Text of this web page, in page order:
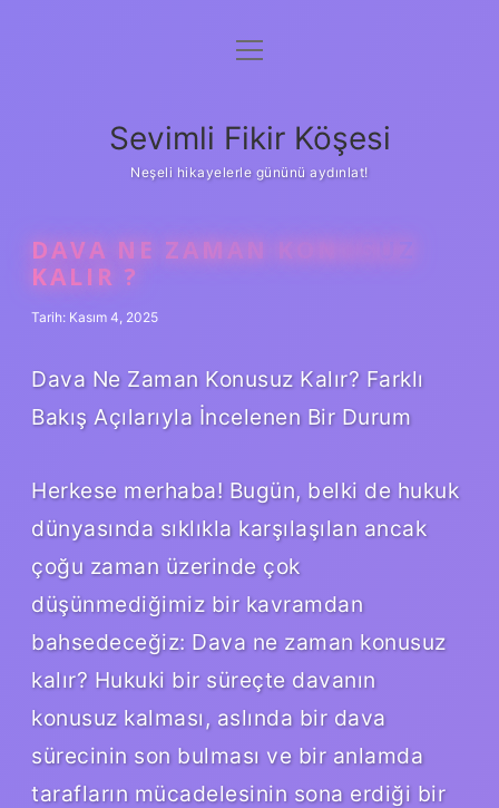
Anasayfa
Yasal Uyarı
menüyü
Sevimli Fikir Köşesi
Neşeli hikayelerle gününü aydınlat!
DAVA NE ZAMAN KONUSUZ
KALIR ?
Tarih: Kasım 4, 2025
Dava Ne Zaman Konusuz Kalır? Farklı
Bakış Açılarıyla İncelenen Bir Durum
Herkese merhaba! Bugün, belki de hukuk
dünyasında sıklıkla karşılaşılan ancak
çoğu zaman üzerinde çok
düşünmediğimiz bir kavramdan
bahsedeceğiz: Dava ne zaman konusuz
kalır? Hukuki bir süreçte davanın
konusuz kalması, aslında bir dava
sürecinin son bulması ve bir anlamda
tarafların mücadelesinin sona erdiği bir